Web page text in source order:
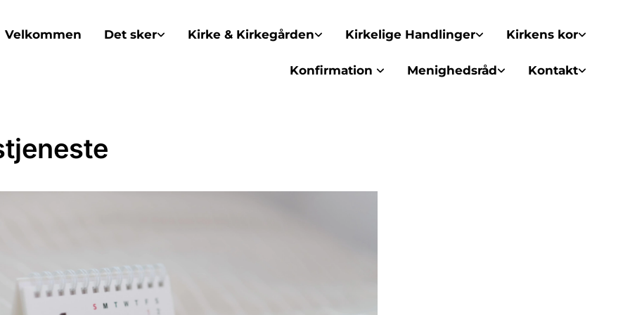
Velkommen Det sker Kirke & Kirkegården Kirkelige Handlinger Kirkens kor
Konfirmation Menighedsråd Kontakt